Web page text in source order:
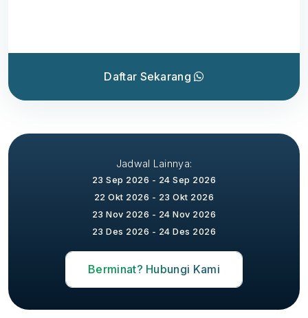
Daftar Sekarang
Jadwal Lainnya:
23 Sep 2026 - 24 Sep 2026
22 Okt 2026 - 23 Okt 2026
23 Nov 2026 - 24 Nov 2026
23 Des 2026 - 24 Des 2026
Berminat? Hubungi Kami